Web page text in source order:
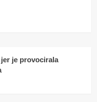
je provocirala